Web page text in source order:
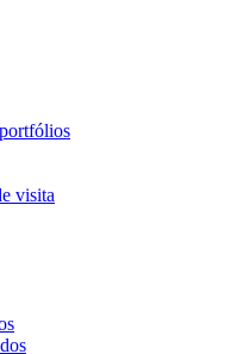
visita